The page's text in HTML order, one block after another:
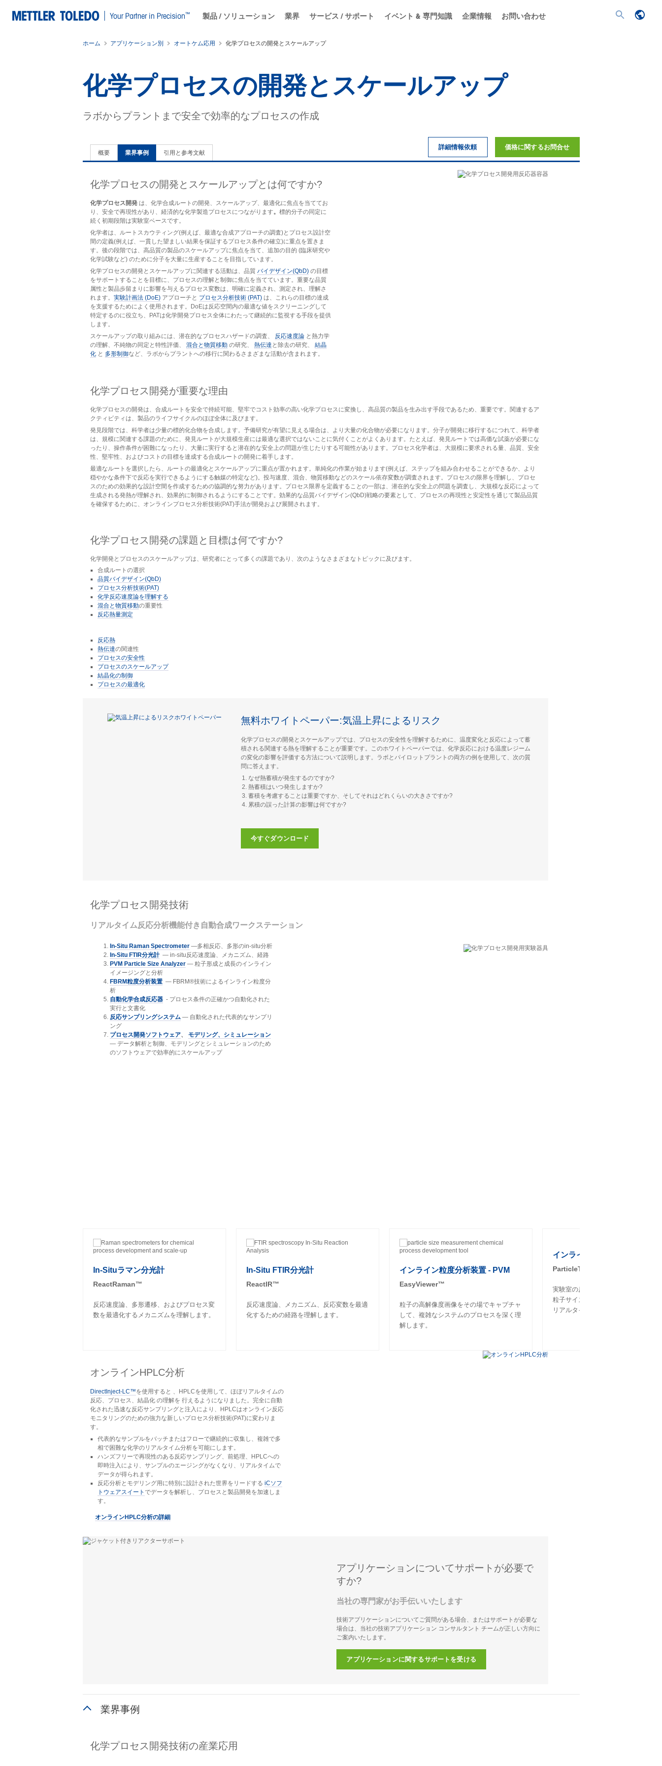
Your Partner in Precision™ 製品 / ソリューション 業界 サービス / サポート イベント & 専門知識 企業情報 お問い合わせ
ホーム アプリケーション別 オートケム応用 化学プロセスの開発とスケールアップ
化学プロセスの開発とスケールアップ
ラボからプラントまで安全で効率的なプロセスの作成
詳細情報依頼 価格に関するお問合せ
概要 業界事例 引用と参考文献
化学プロセスの開発とスケールアップとは何ですか?
化学プロセス開発は、化学合成ルートの開発、スケールアップ、最適化に焦点を当ててお
り、安全で再現性があり、経済的な化学製造プロセスにつながります。 標的分子の同定に
続く初期段階は実験室ベースです。
化学者は、ルートスカウティング(例えば、最適な合成アプローチの調査)とプロセス設計空
間の定義(例えば、一貫した望ましい結果を保証するプロセス条件の確立)に重点を置きま
す。後の段階では、高品質の製品のスケールアップに焦点を当て、追加の目的 (臨床研究や
化学試験など) のために分子を大量に生産することを目指しています。
化学プロセスの開発とスケールアップに関連する活動は、品質 バイデザイン(QbD)の目標
をサポートすることを目標に、プロセスの理解と制御に焦点を当てています。重要な品質
属性と製品歩留まりに影響を与えるプロセス変数は、明確に定義され、測定され、理解さ
れます。 実験計画法 (DoE)アプローチと プロセス分析技術 (PAT)は、これらの目標の達成
を支援するためによく使用されます。DoEは反応空間内の最適な値をスクリーニングして
特定するのに役立ち、PATは化学開発プロセス全体にわたって継続的に監視する手段を提供
します。
スケールアップの取り組みには、潜在的なプロセスハザードの調査、
反応速度論と熱力学
の理解、不純物の同定と特性評価、 混合と物質移動の研究、 熱伝達 と除去の研究、 結晶
化と 多形制御など、ラボからプラントへの移行に関わるさまざまな活動が含まれます。
化学プロセス開発が重要な理由
化学プロセスの開発は、合成ルートを安全で持続可能、堅牢でコスト効率の高い化学プロセスに変換し、高品質の製品を生み出す手段であるため、重要です。関連するア
クティビティは、製品のライフサイクルのほぼ全体に及びます。
発見段階では、科学者は少量の標的化合物を合成します。予備研究が有望に見える場合は、より大量の化合物が必要になります。分子が開発に移行するにつれて、科学者
は、規模に関連する課題のために、発見ルートが大規模生産には最適な選択ではないことに気付くことがよくあります。たとえば、発見ルートでは高価な試薬が必要にな
ったり、操作条件が困難になったり、大量に実行すると潜在的な安全上の問題が生じたりする可能性があります。プロセス化学者は、大規模に要求される量、品質、安全
性、堅牢性、およびコストの目標を達成する合成ルートの開発に着手します。
最適なルートを選択したら、ルートの最適化とスケールアップに重点が置かれます。単純化の作業が始まります(例えば、ステップを組み合わせることができるか、より
穏やかな条件下で反応を実行できるようにする触媒の特定など)。投与速度、混合、物質移動などのスケール依存変数が調査されます。プロセスの限界を理解し、プロセ
スのための効果的な設計空間を作成するための協調的な努力があります。プロセス限界を定義することの一部は、潜在的な安全上の問題を調査し、大規模な反応によって
生成される発熱が理解され、効果的に制御されるようにすることです。効果的な品質バイデザイン(QbD)戦略の要素として、プロセスの再現性と安定性を通じて製品品質
を確保するために、オンラインプロセス分析技術(PAT)手法が開発および展開されます。
化学プロセス開発の課題と目標は何ですか?
化学開発とプロセスのスケールアップは、研究者にとって多くの課題であり、次のようなさまざまなトピックに及びます。
合成ルートの選択
品質バイデザイン(QbD)
プロセス分析技術(PAT)
化学反応速度論を理解する
混合と物質移動の重要性
反応熱量測定
反応熱
熱伝達の関連性
プロセスの安全性
プロセスのスケールアップ
結晶化の制御
プロセスの最適化
無料ホワイトペーパー:気温上昇によるリスク
化学プロセスの開発とスケールアップでは、プロセスの安全性を理解するために、温度変化と反応によって蓄
積される関連する熱を理解することが重要です。このホワイトペーパーでは、化学反応における温度レジーム
の変化の影響を評価する方法について説明します。ラボとパイロットプラントの両方の例を使用して、次の質
問に答えます。
なぜ熱蓄積が発生するのですか?
熱蓄積はいつ発生しますか?
蓄積を考慮することは重要ですか、そしてそれはどれくらいの大きさですか?
累積の誤った計算の影響は何ですか?
今すぐダウンロード
化学プロセス開発技術
リアルタイム反応分析機能付き自動合成ワークステーション
In-Situ Raman Spectrometer —多相反応、多形のin-situ分析
In-Situ FTIR分光計 — in-situ反応速度論、メカニズム、経路
PVM Particle Size Analyzer— 粒子形成と成長のインライン
イメージングと分析
FBRM粒度分析装置 — FBRM®技術によるインライン粒度分
析
自動化学合成反応器 - プロセス条件の正確かつ自動化された
実行と文書化
反応サンプリングシステム — 自動化された代表的なサンプリ
ング
プロセス開発ソフトウェア、
モデリング、シミュレーション
— データ解析と制御、モデリングとシミュレーションのため
のソフトウェアで効率的にスケールアップ
In-Situラマン分光計
ReactRaman™
反応速度論、多形遷移、およびプロセス変
数を最適化するメカニズムを理解します。
In-Situ FTIR分光計
ReactIR™
反応速度論、メカニズム、反応変数を最適
化するための経路を理解します。
インライン粒度分析装置 - PVM
EasyViewer™
粒子の高解像度画像をその場でキャプチャ
して、複雑なシステムのプロセスを深く理
解します。
インライン粒度分析装置 -
ParticleTrack™
実験室の反応器に直接挿入して、変
粒子サイズを追跡し、フルプロセス
リアルタイムでカウントします。
オンラインHPLC分析
DirectInject-LC™を使用すると 、HPLCを使用して、ほぼリアルタイムの
反応、プロセス、結晶化 の理解を 行えるようになりました。完全に自動
化された迅速な反応サンプリングと注入により、HPLCはオンライン反応
モニタリングのための強力な新しいプロセス分析技術(PAT)に変わりま
す。
代表的なサンプルをバッチまたはフローで継続的に収集し、複雑で多
相で困難な化学のリアルタイム分析を可能にします。
ハンズフリーで再現性のある反応サンプリング、前処理、HPLCへの
即時注入により、サンプルのエージングがなくなり、リアルタイムで
データが得られます。
反応分析とモデリング用に特別に設計された世界をリードする iCソフ
トウェアスイート でデータを解析し、プロセスと製品開発を加速しま
す。
オンラインHPLC分析の詳細
アプリケーションについてサポートが必要で
すか?
当社の専門家がお手伝いいたします
技術アプリケーションについてご質問がある場合、またはサポートが必要な
場合は、当社の技術アプリケーション コンサルタント チームが正しい方向に
ご案内いたします。
アプリケーションに関するサポートを受ける
業界事例
化学プロセス開発技術の産業応用